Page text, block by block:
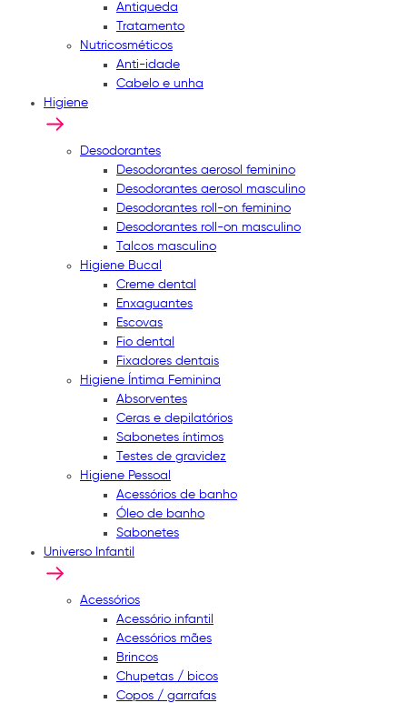
Antiqueda
Tratamento
Nutricosméticos
Anti-idade
Cabelo e unha
Higiene
Desodorantes
Desodorantes aerosol feminino
Desodorantes aerosol masculino
Desodorantes roll-on feminino
Desodorantes roll-on masculino
Talcos masculino
Higiene Bucal
Creme dental
Enxaguantes
Escovas
Fio dental
Fixadores dentais
Higiene Íntima Feminina
Absorventes
Ceras e depilatórios
Sabonetes íntimos
Testes de gravidez
Higiene Pessoal
Acessórios de banho
Óleo de banho
Sabonetes
Universo Infantil
Acessórios
Acessório infantil
Acessórios mães
Brincos
Chupetas / bicos
Copos / garrafas